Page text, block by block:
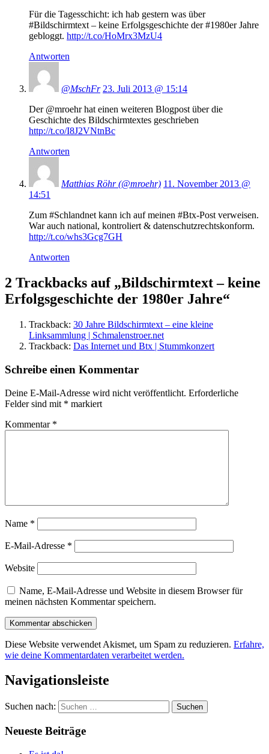
Für die Tagesschicht: ich hab gestern was über
#Bildschirmtext – keine Erfolgsgeschichte der #1980er Jahre
gebloggt. http://t.co/HoMrx3MzU4
Antworten
@MschFr 23. Juli 2013 @ 15:14
Der @mroehr hat einen weiteren Blogpost über die
Geschichte des Bildschirmtextes geschrieben
http://t.co/I8J2VNtnBc
Antworten
Matthias Röhr (@mroehr) 11. November 2013 @
14:51
Zum #Schlandnet kann ich auf meinen #Btx-Post verweisen.
War auch national, kontroliert & datenschutzrechtskonform.
http://t.co/whs3Gcg7GH
Antworten
2 Trackbacks auf „Bildschirmtext – keine
Erfolgsgeschichte der 1980er Jahre“
Trackback: 30 Jahre Bildschirmtext – eine kleine
Linksammlung | Schmalenstroer.net
Trackback: Das Internet und Btx | Stummkonzert
Schreibe einen Kommentar
Deine E-Mail-Adresse wird nicht veröffentlicht. Erforderliche
Felder sind mit * markiert
Kommentar *
Name *
E-Mail-Adresse *
Website
Name, E-Mail-Adresse und Website in diesem Browser für
meinen nächsten Kommentar speichern.
Diese Website verwendet Akismet, um Spam zu reduzieren. Erfahre,
wie deine Kommentardaten verarbeitet werden.
Navigationsleiste
Suchen nach:
Neueste Beiträge